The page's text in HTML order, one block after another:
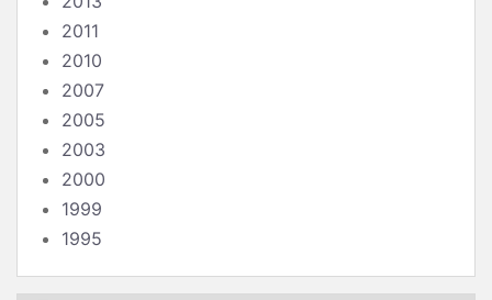
2011
2010
2007
2005
2003
2000
1999
1995